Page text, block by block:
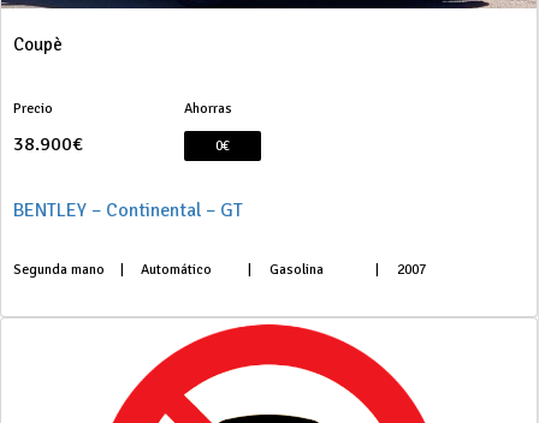
Coupè
Precio
38.900€
Ahorras
0€
BENTLEY – Continental – GT
Segunda mano Automático Gasolina 2007